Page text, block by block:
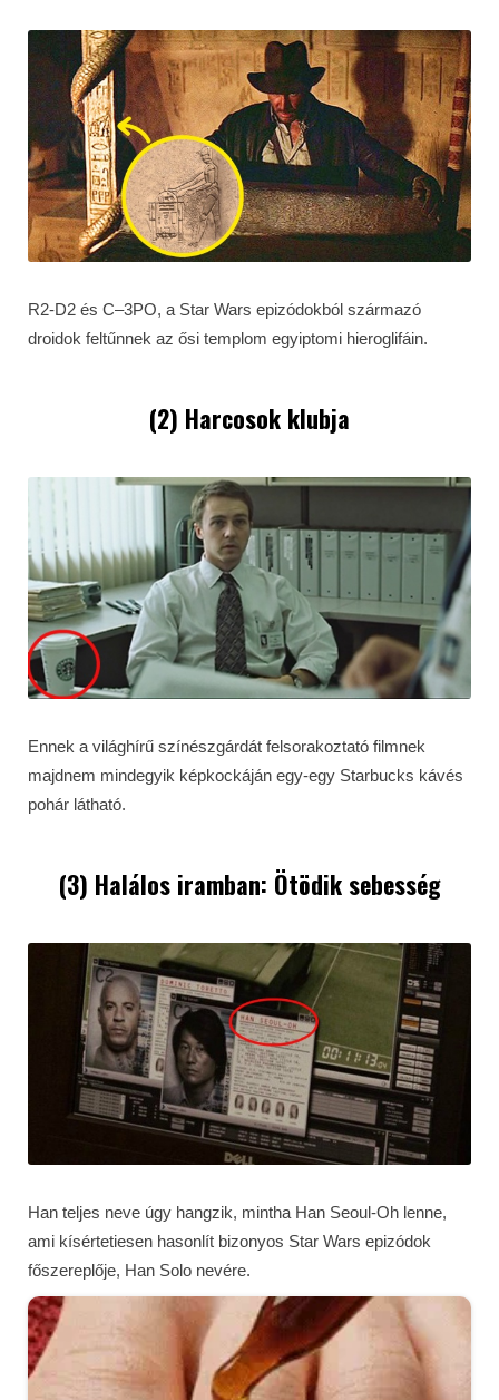
R2-D2 és C–3PO, a Star Wars epizódokból származó
droidok feltűnnek az ősi templom egyiptomi hieroglifáin.
(2) Harcosok klubja
Ennek a világhírű színészgárdát felsorakoztató filmnek
majdnem mindegyik képkockáján egy-egy Starbucks kávés
pohár látható.
(3) Halálos iramban: Ötödik sebesség
Han teljes neve úgy hangzik, mintha Han Seoul-Oh lenne,
ami kísértetiesen hasonlít bizonyos Star Wars epizódok
főszereplője, Han Solo nevére.